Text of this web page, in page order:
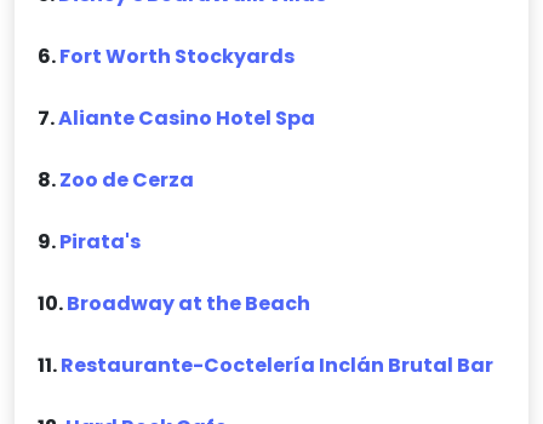
6.Fort Worth Stockyards
7.Aliante Casino Hotel Spa
8.Zoo de Cerza
9.Pirata's
10.Broadway at the Beach
11.Restaurante-Coctelería Inclán Brutal Bar